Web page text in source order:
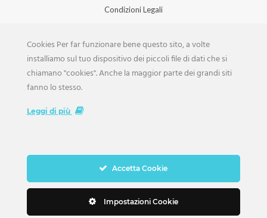
Condizioni Legali
Iscrizione Aziende
Scarica la Rivista
Cookies Per far funzionare bene questo sito, a volte
installiamo sul tuo dispositivo dei piccoli file di dati che si
chiamano "cookies". Anche la maggior parte dei grandi siti
fanno lo stesso.
Leggi di più
Accetta Cookie
Impostazioni Cookie